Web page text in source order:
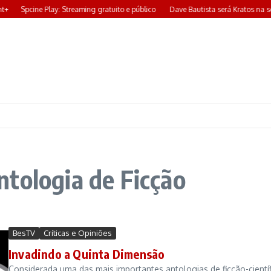
Spcine Play: Streaming gratuito e público Dave Bautista será Kratos na
de Ficção
BesTV Críticas e Opiniões
Invadindo a Quinta Dimensão
Considerada uma das mais importantes antologias de ficção-